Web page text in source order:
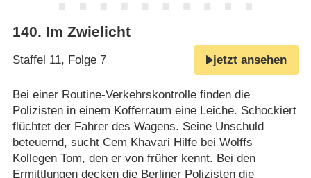
140. Im Zwielicht
Staffel 11, Folge 7 jetzt ansehen
Bei einer Routine-Verkehrskontrolle finden die
Polizisten in einem Kofferraum eine Leiche. Schockiert
flüchtet der Fahrer des Wagens. Seine Unschuld
beteuernd, sucht Cem Khavari Hilfe bei Wolffs
Kollegen Tom, den er von früher kennt. Bei den
Ermittlungen decken die Berliner Polizisten die